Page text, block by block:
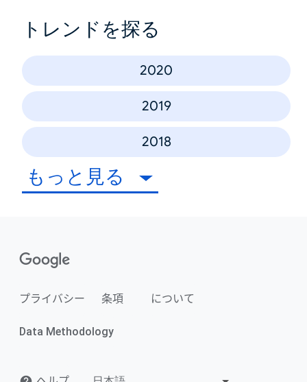
トレンドを探る
2020
2019
2018
もっと見る
プライバシー 条項 について
Data Methodology